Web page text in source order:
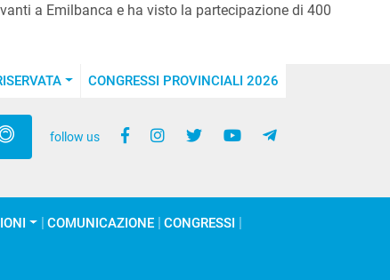
a Emilbanca e ha visto la partecipazione di 400
CONGRESSI PROVINCIALI 2026
follow us
COMUNICAZIONE CONGRESSI